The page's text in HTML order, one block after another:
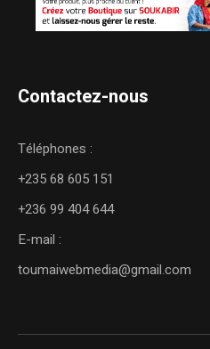
Contactez-nous
Téléphones :
+235 68 605 151
+236 99 404 644
E-mail :
toumaiwebmedia@gmail.com